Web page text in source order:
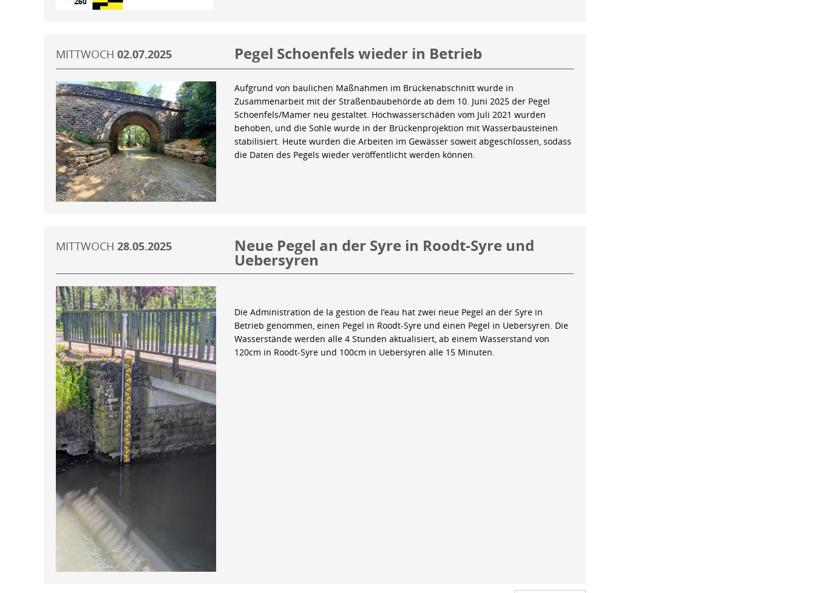
MITTWOCH 02.07.2025 Pegel Schoenfels wieder in Betrieb
Aufgrund von baulichen Maßnahmen im Brückenabschnitt wurde in
Zusammenarbeit mit der Straßenbaubehörde ab dem 10. Juni 2025 der Pegel
Schoenfels/Mamer neu gestaltet. Hochwasserschäden vom Juli 2021 wurden
behoben, und die Sohle wurde in der Brückenprojektion mit Wasserbausteinen
stabilisiert. Heute wurden die Arbeiten im Gewässer soweit abgeschlossen, sodass
die Daten des Pegels wieder veröffentlicht werden können.
MITTWOCH 28.05.2025 Neue Pegel an der Syre in Roodt-Syre und
Uebersyren
Die Administration de la gestion de l’eau hat zwei neue Pegel an der Syre in
Betrieb genommen, einen Pegel in Roodt-Syre und einen Pegel in Uebersyren. Die
Wasserstände werden alle 4 Stunden aktualisiert, ab einem Wasserstand von
120cm in Roodt-Syre und 100cm in Uebersyren alle 15 Minuten.